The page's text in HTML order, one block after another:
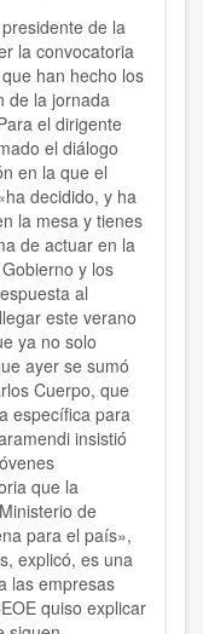
de la
la convocatoria
han hecho los
de la jornada
el dirigente
el diálogo
en la que el
decidido, y ha
la mesa y tienes
de actuar en la
y los
al
este verano
ya no solo
ayer se sumó
Cuerpo, que
específica para
insistió
que la
de
para el país»,
explicó, es una
las empresas
quiso explicar